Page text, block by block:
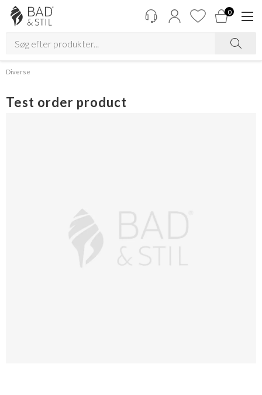
0
Diverse
Test order product